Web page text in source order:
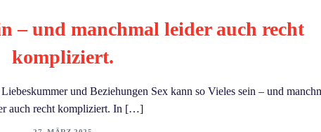
– und manchmal leider auch recht
kompliziert.
und Beziehungen Sex kann so Vieles sein – und
auch recht kompliziert. In […]